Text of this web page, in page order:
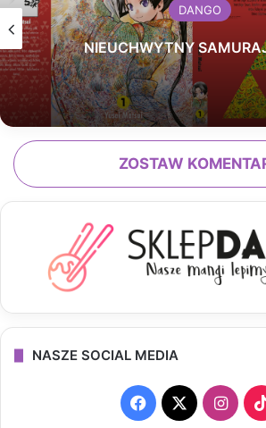
DANGO
NIEUCHWYTNY
ZOSTAW
NASZE SOCIAL MEDIA
F
X
I